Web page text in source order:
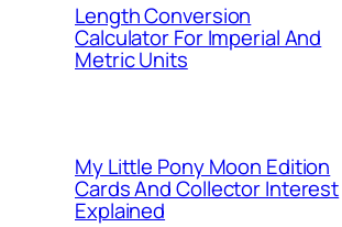
Length Conversion
Calculator For Imperial And
Metric Units
My Little Pony Moon Edition
Cards And Collector Interest
Explained